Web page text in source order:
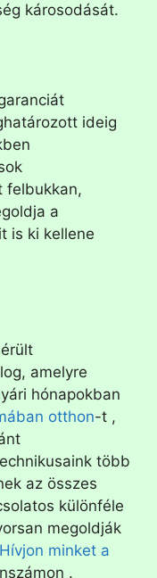
károsodását.
ideig
felbukkan,
a
is ki kellene
amelyre
hónapokban
otthon-t ,
több
az összes
különféle
megoldják
Hívjon minket a
.